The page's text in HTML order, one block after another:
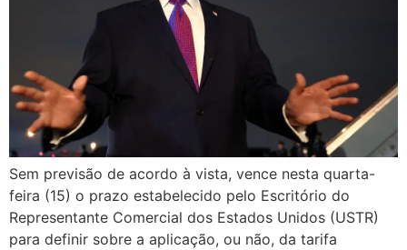
Sem previsão de acordo à vista, vence nesta quarta-
feira (15) o prazo estabelecido pelo Escritório do
Representante Comercial dos Estados Unidos (USTR)
para definir sobre a aplicação, ou não, da tarifa